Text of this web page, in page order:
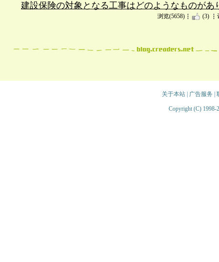
建設保険の対象となる工事はどのようなものがあ
浏览(5658) (3)
关于本站| 广告服务
Copyright (C) 1998-